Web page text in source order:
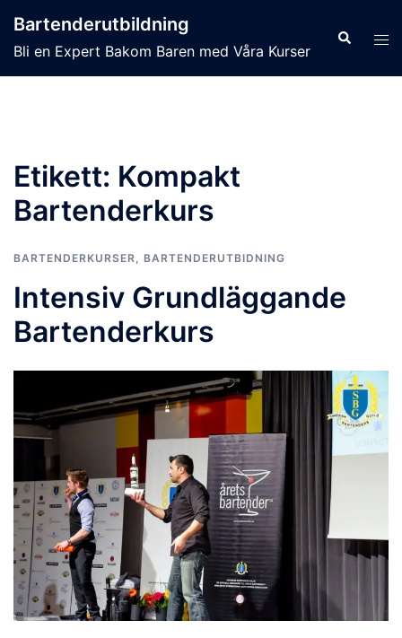
till
innehåll
Bartenderutbildning
Bli en Expert Bakom Baren med Våra Kurser
Sök
Slå
Etikett: Kompakt
Bartenderkurs
BARTENDERKURSER, BARTENDERUTBIDNING
Intensiv Grundläggande
Bartenderkurs